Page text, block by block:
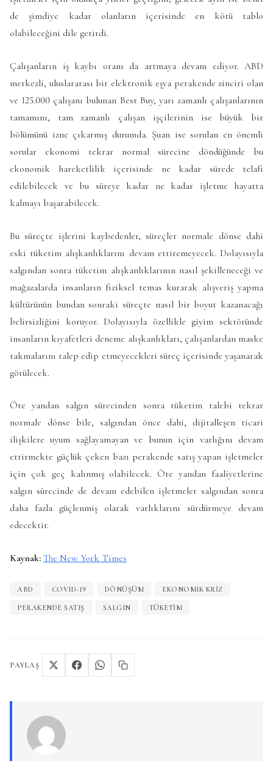
de şimdiye kadar olanların içerisinde en kötü tablo
olabileceğini dile getirdi.
Çalışanların iş kaybı oranı da artmaya devam ediyor. ABD
merkezli, uluslararası bir elektronik eşya perakende zinciri olan
ve 125.000 çalışanı bulunan Best Buy, yarı zamanlı çalışanlarının
tamamını, tam zamanlı çalışan işçilerinin ise büyük bir
bölümünü izne çıkarmış durumda. Şuan ise sorulan en önemli
sorular ekonomi tekrar normal sürecine döndüğünde bu
ekonomik hareketlilik içerisinde ne kadar sürede telafi
edilebilecek ve bu süreye kadar ne kadar işletme hayatta
kalmayı başarabilecek.
Bu süreçte işlerini kaybedenler, süreçler normale dönse dahi
eski tüketim alışkanlıklarını devam ettiremeyecek. Dolayısıyla
salgından sonra tüketim alışkanlıklarının nasıl şekilleneceği ve
mağazalarda insanların fiziksel temas kurarak alışveriş yapma
kültürünün bundan sonraki süreçte nasıl bir boyut kazanacağı
belirsizliğini koruyor. Dolayısıyla özellikle giyim sektöründe
insanların kıyafetleri deneme alışkanlıkları, çalışanlardan maske
takmalarını talep edip etmeyecekleri süreç içerisinde yaşanarak
görülecek.
Öte yandan salgın sürecinden sonra tüketim talebi tekrar
normale dönse bile, salgından önce dahi, dijitalleşen ticari
ilişkilere uyum sağlayamayan ve bunun için varlığını devam
ettirmekte güçlük çeken bazı perakende satış yapan işletmeler
için çok geç kalınmış olabilecek. Öte yandan faaliyetlerine
salgın sürecinde de devam edebilen işletmeler salgından sonra
daha fazla güçlenmiş olarak varlıklarını sürdürmeye devam
edecektir.
Kaynak: The New York Times
ABD COVID-19 DÖNÜŞÜM EKONOMIK KRIZ
PERAKENDE SATIŞ SALGIN TÜKETIM
PAYLAŞ